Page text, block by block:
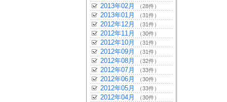
2013年02月 （28件）
2013年01月 （31件）
2012年12月 （31件）
2012年11月 （30件）
2012年10月 （31件）
2012年09月 （31件）
2012年08月 （32件）
2012年07月 （33件）
2012年06月 （30件）
2012年05月 （33件）
2012年04月 （30件）